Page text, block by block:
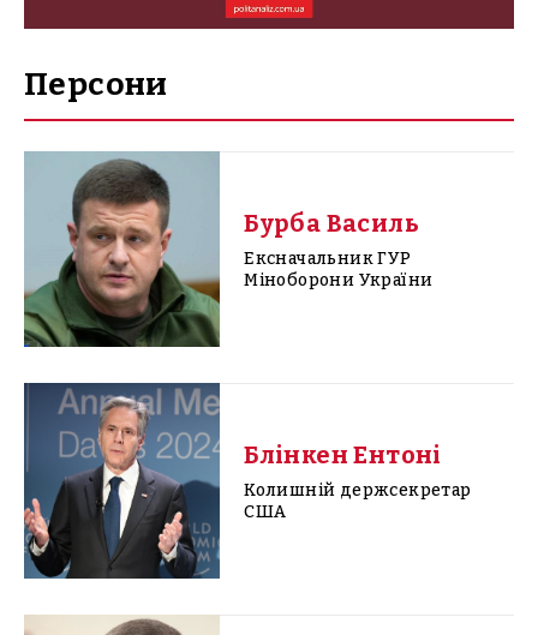
Персони
Бурба Василь
Ексначальник ГУР
Міноборони України
Блінкен Ентоні
Колишній держсекретар
США